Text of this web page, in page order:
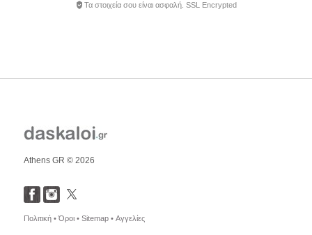
Τα στοιχεία σου είναι ασφαλή. SSL Encrypted
Athens GR © 2026
Πολιτική •Όροι • Sitemap • Αγγελίες